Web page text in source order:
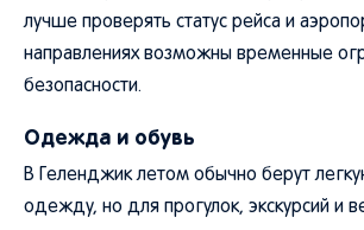
лучше проверять статус рейса и
направлениях возможны временные
безопасности.
Одежда и обувь
В Геленджик летом обычно берут
одежду, но для прогулок, экскурсий и